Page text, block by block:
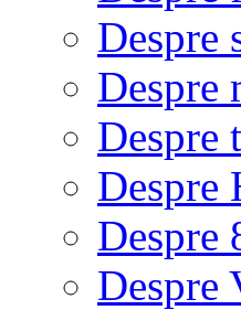
Despre
Despre
Despre
Despre
Despre
Despre